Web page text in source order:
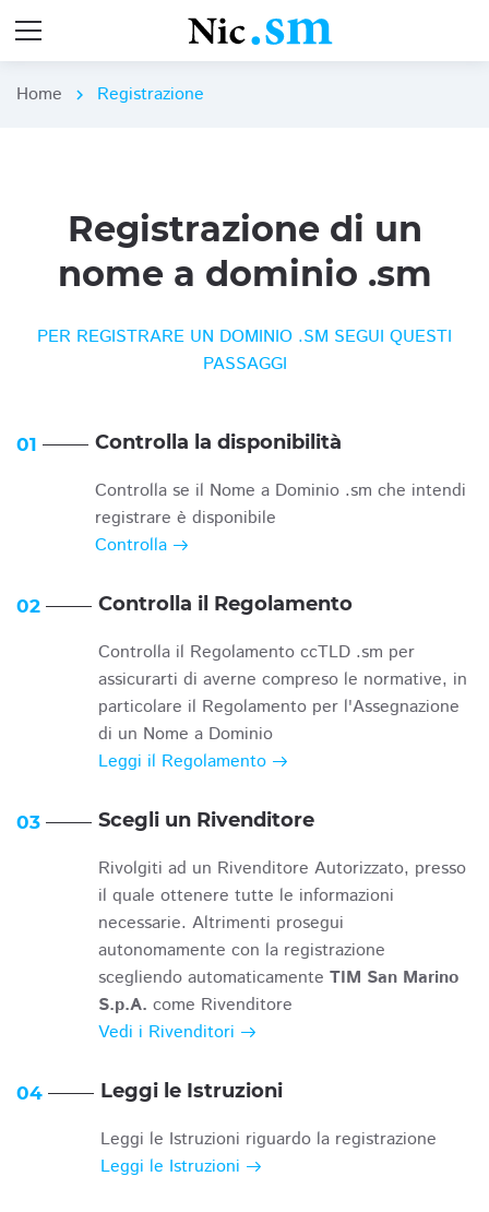
Home chevron_right Registrazione
Registrazione di un
nome a dominio .sm
PER REGISTRARE UN DOMINIO .SM SEGUI QUESTI
PASSAGGI
01 Controlla la disponibilità
Controlla se il Nome a Dominio .sm che intendi
registrare è disponibile
Controlla
02 Controlla il Regolamento
Controlla il Regolamento ccTLD .sm per
assicurarti di averne compreso le normative, in
particolare il Regolamento per l'Assegnazione
di un Nome a Dominio
Leggi il Regolamento
03 Scegli un Rivenditore
Rivolgiti ad un Rivenditore Autorizzato, presso
il quale ottenere tutte le informazioni
necessarie. Altrimenti prosegui
autonomamente con la registrazione
scegliendo automaticamente TIM San Marino
S.p.A. come Rivenditore
Vedi i Rivenditori
04 Leggi le Istruzioni
Leggi le Istruzioni riguardo la registrazione
Leggi le Istruzioni